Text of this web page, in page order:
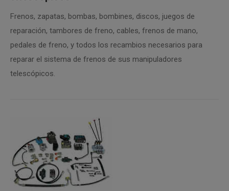
Frenos, zapatas, bombas, bombines, discos, juegos de
reparación, tambores de freno, cables, frenos de mano,
pedales de freno, y todos los recambios necesarios para
reparar el sistema de frenos de sus manipuladores
telescópicos.